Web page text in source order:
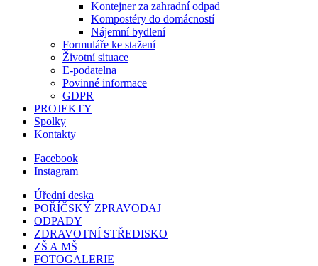
Kontejner za zahradní odpad
Kompostéry do domácností
Nájemní bydlení
Formuláře ke stažení
Životní situace
E-podatelna
Povinné informace
GDPR
PROJEKTY
Spolky
Kontakty
Facebook
Instagram
Úřední deska
POŘÍČSKÝ ZPRAVODAJ
ODPADY
ZDRAVOTNÍ STŘEDISKO
ZŠ A MŠ
FOTOGALERIE